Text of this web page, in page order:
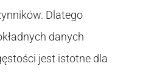
Dlatego
danych
jest istotne dla